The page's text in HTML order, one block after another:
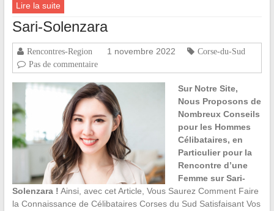
Lire la suite
Sari-Solenzara
Rencontres-Region 1 novembre 2022
Corse-du-Sud
Pas de commentaire
Sur Notre Site,
Nous Proposons de
Nombreux Conseils
pour les Hommes
Célibataires, en
Particulier pour la
Rencontre d’une
Femme sur Sari-
Solenzara ! Ainsi, avec cet Article, Vous Saurez Comment Faire
la Connaissance de Célibataires Corses du Sud Satisfaisant Vos